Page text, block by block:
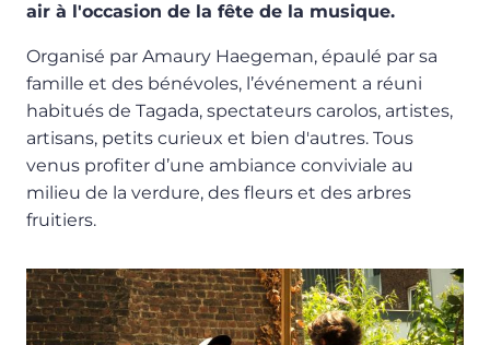
air à l'occasion de la fête de la musique.
Organisé par Amaury Haegeman, épaulé par sa
famille et des bénévoles, l’événement a réuni
habitués de Tagada, spectateurs carolos, artistes,
artisans, petits curieux et bien d'autres. Tous
venus profiter d’une ambiance conviviale au
milieu de la verdure, des fleurs et des arbres
fruitiers.